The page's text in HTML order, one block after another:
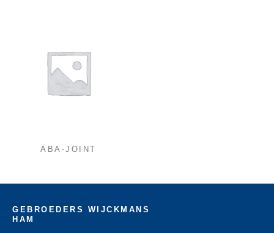
ABA-JOINT
GEBROEDERS WIJCKMANS
HAM